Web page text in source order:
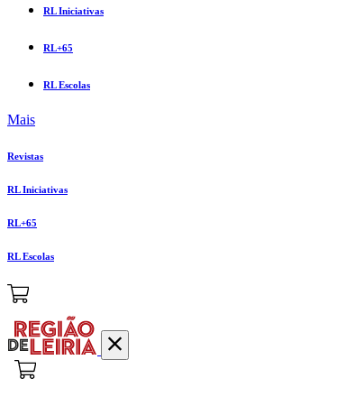
RL Iniciativas
RL+65
RL Escolas
Mais
Revistas
RL Iniciativas
RL+65
RL Escolas